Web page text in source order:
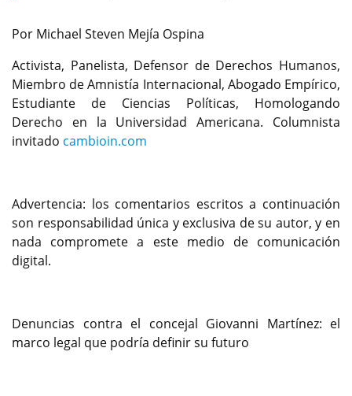
Por Michael Steven Mejía Ospina
Activista, Panelista, Defensor de Derechos Humanos,
Miembro de Amnistía Internacional, Abogado Empírico,
Estudiante de Ciencias Políticas, Homologando
Derecho en la Universidad Americana. Columnista
invitado cambioin.com
Advertencia: los comentarios escritos a continuación
son responsabilidad única y exclusiva de su autor, y en
nada compromete a este medio de comunicación
digital.
Denuncias contra el concejal Giovanni Martínez: el
marco legal que podría definir su futuro